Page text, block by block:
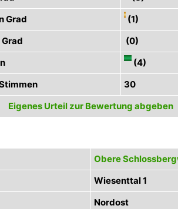
Grad
(1)
(0)
(4)
30
Eigenes Urteil zur Bewertung abgeben
Obere
Wiesenttal 1
Nordost